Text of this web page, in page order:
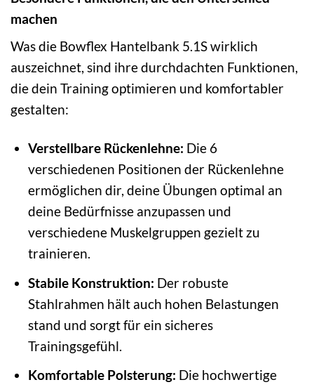
machen
Was die Bowflex Hantelbank 5.1S wirklich
auszeichnet, sind ihre durchdachten Funktionen,
die dein Training optimieren und komfortabler
gestalten:
Verstellbare Rückenlehne: Die 6
verschiedenen Positionen der Rückenlehne
ermöglichen dir, deine Übungen optimal an
deine Bedürfnisse anzupassen und
verschiedene Muskelgruppen gezielt zu
trainieren.
Stabile Konstruktion: Der robuste
Stahlrahmen hält auch hohen Belastungen
stand und sorgt für ein sicheres
Trainingsgefühl.
Komfortable Polsterung: Die hochwertige